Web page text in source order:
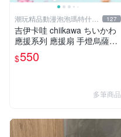
潮玩精品動漫泡泡瑪特什麼
都有
127
吉伊卡哇 chiikawa ちいかわ
應援系列 應援扇 手燈烏薩奇
兔兔 水汪汪大眼兔兔 吊飾 掛
飾
$550
多筆商品